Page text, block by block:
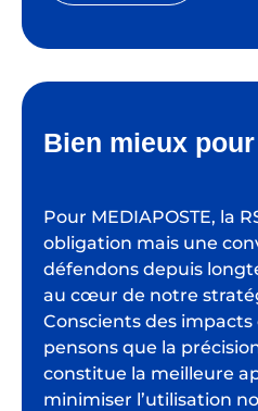
Bien mieux
Pour MEDIAPOSTE, la RSE n’est pas une
obligation mais une
défendons depuis
au cœur de notre
Conscients des
pensons que la
constitue la meilleure
minimiser l’utilisation